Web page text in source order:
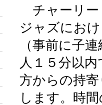
チャーリー
ジャズにお
（事前に子
人１５分以
方からの持
します。時